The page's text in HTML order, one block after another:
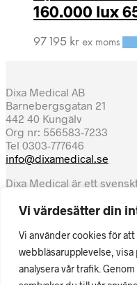
Vi värdesätter din
Vi använder cookies för
webbläsarupplevelse,
analysera vår trafik.
160.000 lux
97 195 kr ex moms
Dixa Medical AB
Barnebergsgatan 21
442 40 Kungälv
Org nr: 556583-7233
Tel 0303-777646
info@dixamedical.se
Dixa Medical är ett
första hand till svensk
privatpraktiserande.
Hos oss ska det vara
tryggt med DHL och vi
som möjligt.